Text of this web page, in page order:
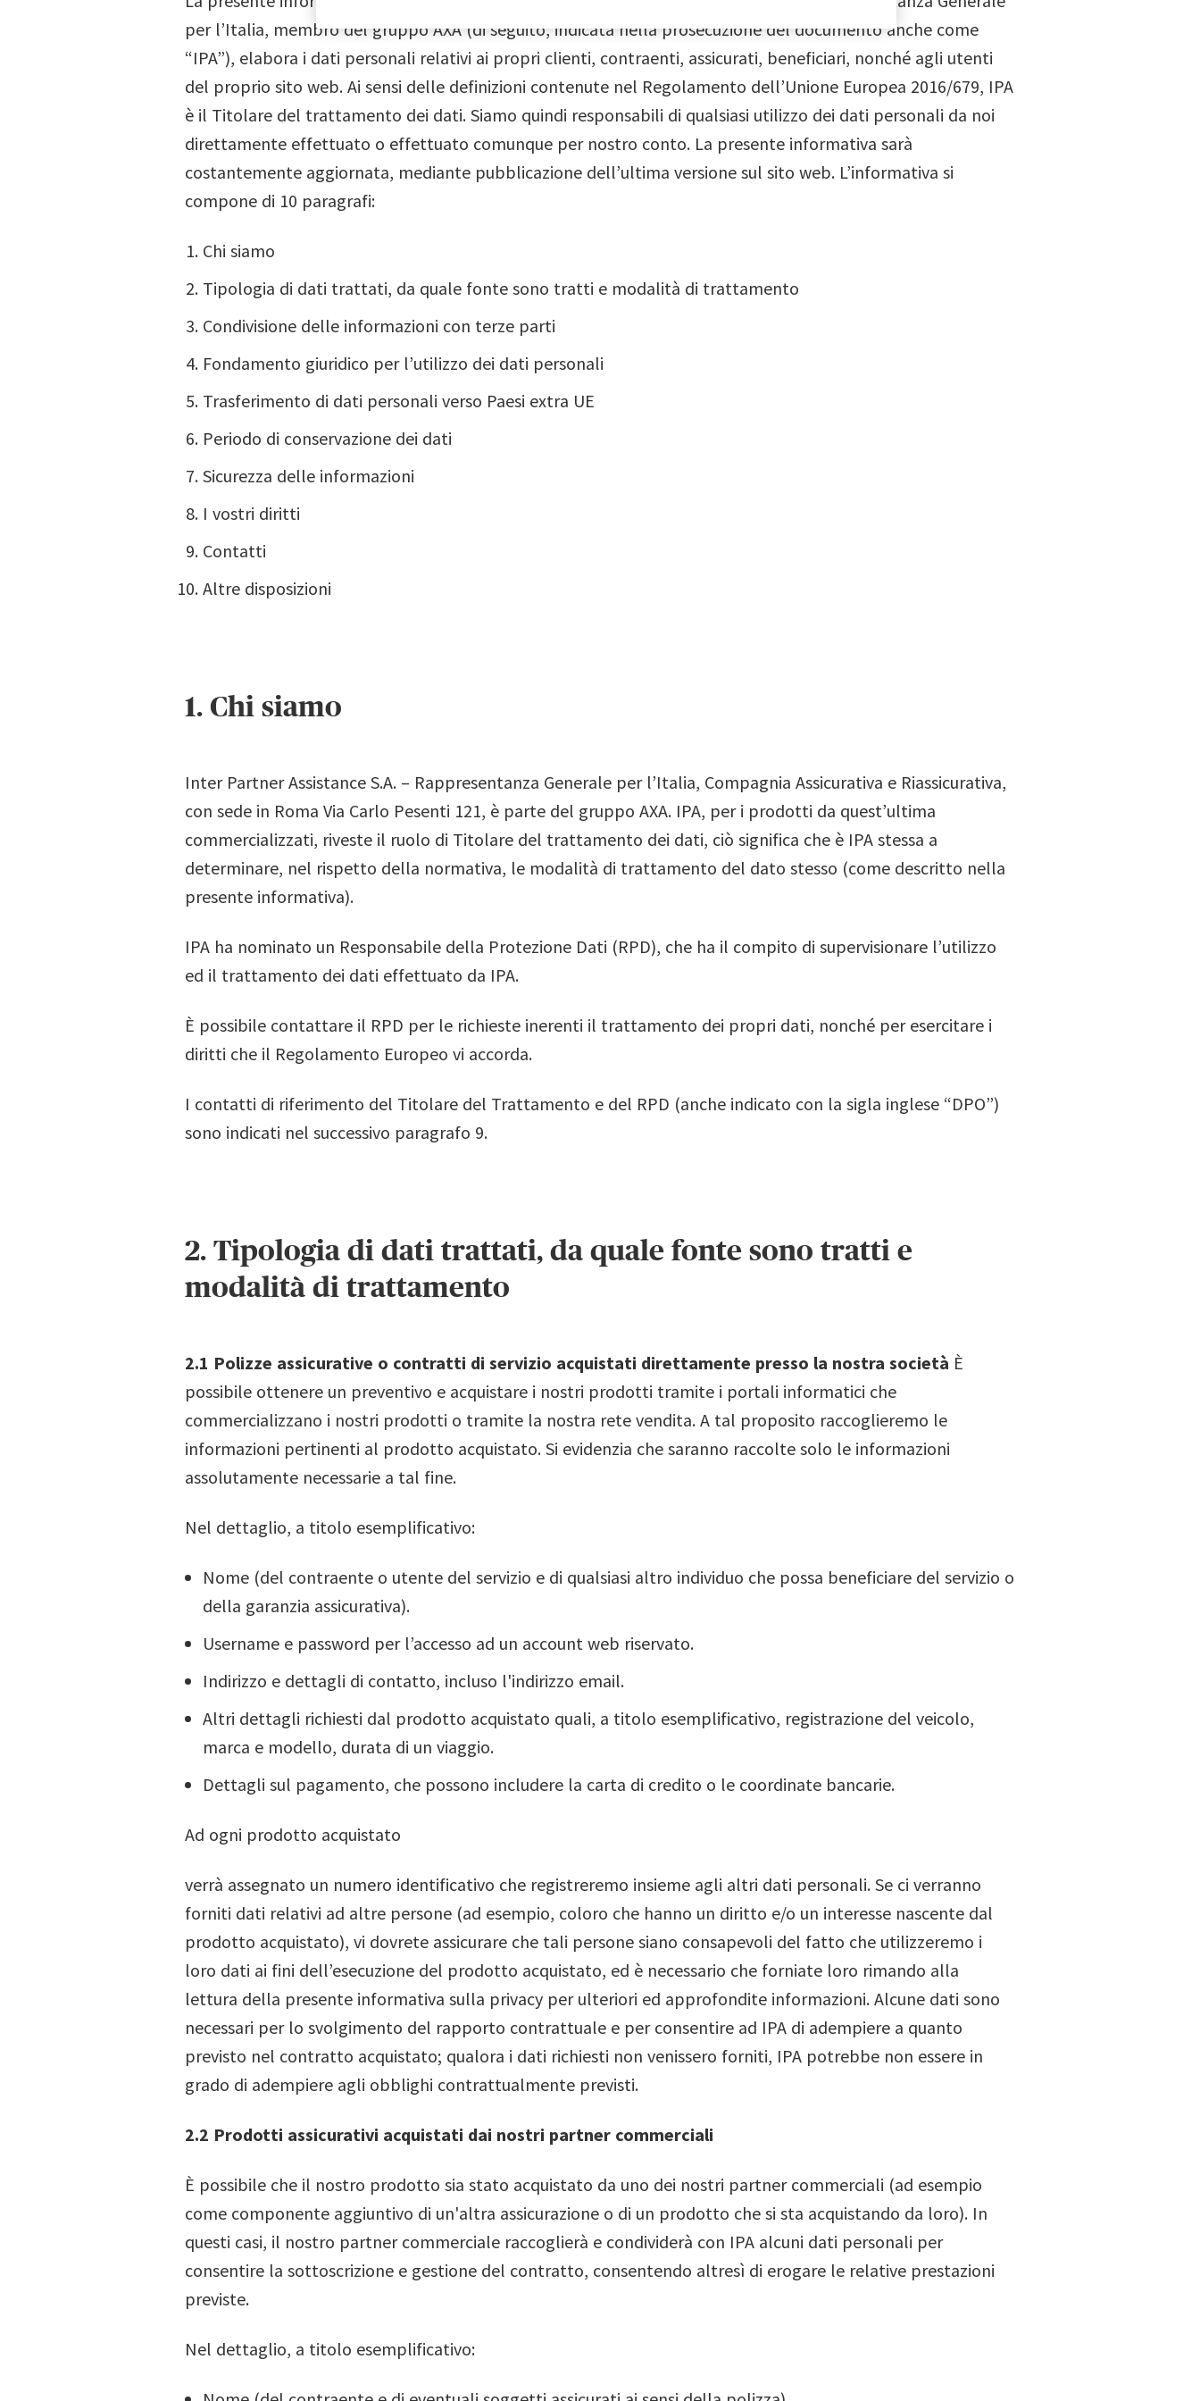
per l’Italia, membro del gruppo AXA (di seguito, indicata nella prosecuzione del documento anche come
“IPA”), elabora i dati personali relativi ai propri clienti, contraenti, assicurati, beneficiari, nonché agli utenti
del proprio sito web. Ai sensi delle definizioni contenute nel Regolamento dell’Unione Europea 2016/679, IPA
è il Titolare del trattamento dei dati. Siamo quindi responsabili di qualsiasi utilizzo dei dati personali da noi
direttamente effettuato o effettuato comunque per nostro conto. La presente informativa sarà
costantemente aggiornata, mediante pubblicazione dell’ultima versione sul sito web. L’informativa si
compone di 10 paragrafi:
Chi siamo
Tipologia di dati trattati, da quale fonte sono tratti e modalità di trattamento
Condivisione delle informazioni con terze parti
Fondamento giuridico per l’utilizzo dei dati personali
Trasferimento di dati personali verso Paesi extra UE
Periodo di conservazione dei dati
Sicurezza delle informazioni
I vostri diritti
Contatti
Altre disposizioni
1. Chi siamo
Inter Partner Assistance S.A. – Rappresentanza Generale per l’Italia, Compagnia Assicurativa e Riassicurativa,
con sede in Roma Via Carlo Pesenti 121, è parte del gruppo AXA. IPA, per i prodotti da quest’ultima
commercializzati, riveste il ruolo di Titolare del trattamento dei dati, ciò significa che è IPA stessa a
determinare, nel rispetto della normativa, le modalità di trattamento del dato stesso (come descritto nella
presente informativa).
IPA ha nominato un Responsabile della Protezione Dati (RPD), che ha il compito di supervisionare l’utilizzo
ed il trattamento dei dati effettuato da IPA.
È possibile contattare il RPD per le richieste inerenti il trattamento dei propri dati, nonché per esercitare i
diritti che il Regolamento Europeo vi accorda.
I contatti di riferimento del Titolare del Trattamento e del RPD (anche indicato con la sigla inglese “DPO”)
sono indicati nel successivo paragrafo 9.
2. Tipologia di dati trattati, da quale fonte sono tratti e
modalità di trattamento
2.1 Polizze assicurative o contratti di servizio acquistati direttamente presso la nostra società È
possibile ottenere un preventivo e acquistare i nostri prodotti tramite i portali informatici che
commercializzano i nostri prodotti o tramite la nostra rete vendita. A tal proposito raccoglieremo le
informazioni pertinenti al prodotto acquistato. Si evidenzia che saranno raccolte solo le informazioni
assolutamente necessarie a tal fine.
Nel dettaglio, a titolo esemplificativo:
Nome (del contraente o utente del servizio e di qualsiasi altro individuo che possa beneficiare del servizio o
della garanzia assicurativa).
Username e password per l’accesso ad un account web riservato.
Indirizzo e dettagli di contatto, incluso l'indirizzo email.
Altri dettagli richiesti dal prodotto acquistato quali, a titolo esemplificativo, registrazione del veicolo,
marca e modello, durata di un viaggio.
Dettagli sul pagamento, che possono includere la carta di credito o le coordinate bancarie.
Ad ogni prodotto acquistato
verrà assegnato un numero identificativo che registreremo insieme agli altri dati personali. Se ci verranno
forniti dati relativi ad altre persone (ad esempio, coloro che hanno un diritto e/o un interesse nascente dal
prodotto acquistato), vi dovrete assicurare che tali persone siano consapevoli del fatto che utilizzeremo i
loro dati ai fini dell’esecuzione del prodotto acquistato, ed è necessario che forniate loro rimando alla
lettura della presente informativa sulla privacy per ulteriori ed approfondite informazioni. Alcune dati sono
necessari per lo svolgimento del rapporto contrattuale e per consentire ad IPA di adempiere a quanto
previsto nel contratto acquistato; qualora i dati richiesti non venissero forniti, IPA potrebbe non essere in
grado di adempiere agli obblighi contrattualmente previsti.
2.2 Prodotti assicurativi acquistati dai nostri partner commerciali
È possibile che il nostro prodotto sia stato acquistato da uno dei nostri partner commerciali (ad esempio
come componente aggiuntivo di un'altra assicurazione o di un prodotto che si sta acquistando da loro). In
questi casi, il nostro partner commerciale raccoglierà e condividerà con IPA alcuni dati personali per
consentire la sottoscrizione e gestione del contratto, consentendo altresì di erogare le relative prestazioni
previste.
Nel dettaglio, a titolo esemplificativo: